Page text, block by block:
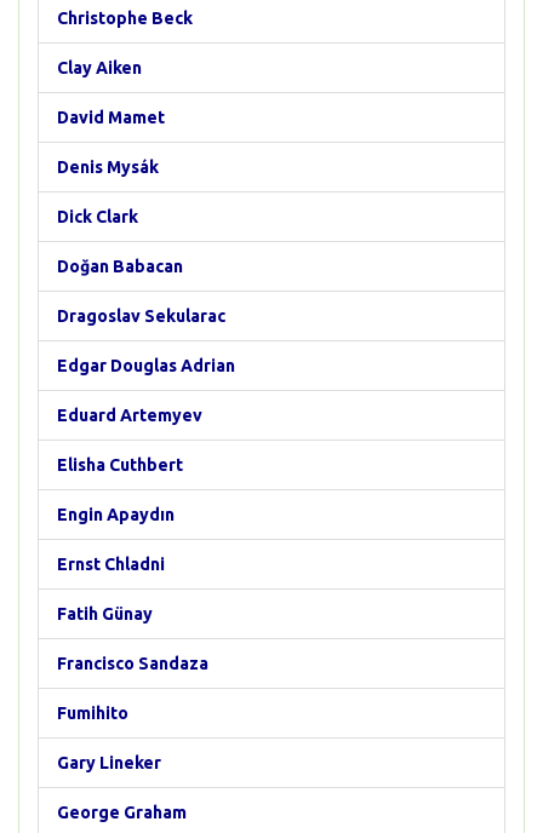
Christophe Beck
Clay Aiken
David Mamet
Denis Mysák
Dick Clark
Doğan Babacan
Dragoslav Sekularac
Edgar Douglas Adrian
Eduard Artemyev
Elisha Cuthbert
Engin Apaydın
Ernst Chladni
Fatih Günay
Francisco Sandaza
Fumihito
Gary Lineker
George Graham